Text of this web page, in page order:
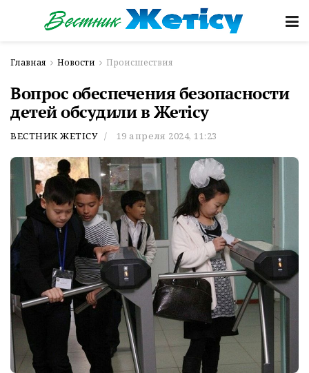
Главная Новости Происшествия
Вопрос обеспечения безопасности
детей обсудили в Жетісу
ВЕСТНИК ЖЕТІСУ 19 апреля 2024, 11:23